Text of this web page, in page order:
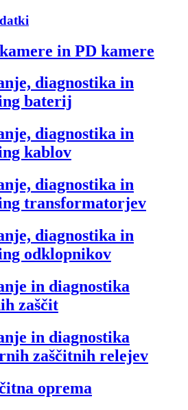
in PD kamere
diagnostika in
baterij
diagnostika in
kablov
diagnostika in
transformatorjev
diagnostika in
odklopnikov
in diagnostika
zaščit
in diagnostika
zaščitnih relejev
oprema